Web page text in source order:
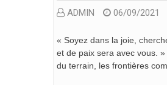
ADMIN 06/09/2021
« Soyez dans la joie,
et de paix sera avec vous.
du terrain, les frontières